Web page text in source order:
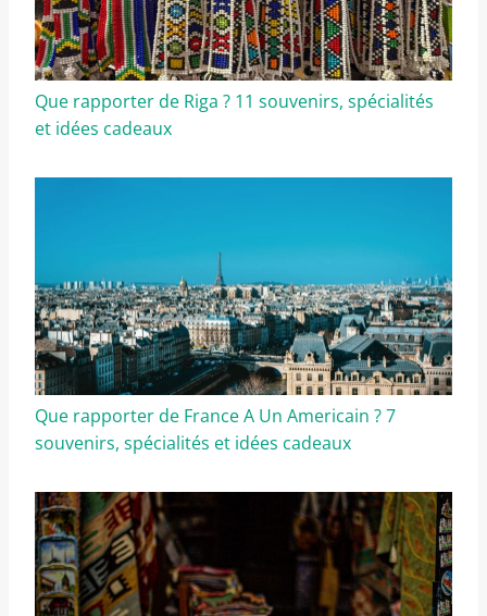
Que rapporter de Riga ? 11 souvenirs, spécialités
et idées cadeaux
Que rapporter de France A Un Americain ? 7
souvenirs, spécialités et idées cadeaux